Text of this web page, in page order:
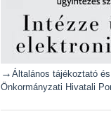
→ Általános tájékoztató
Önkormányzati Hivatali